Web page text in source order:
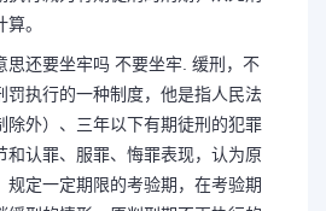
。
思还要坐牢吗 不要坐牢. 缓刑，不
罚执行的一种制度，他是指人民法
除外）、三年以下有期徒刑的犯罪
和认罪、服罪、悔罪表现，认为原
规定一定期限的考验期，在考验期